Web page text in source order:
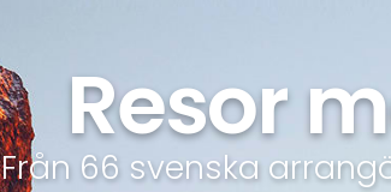
Resor
Från 66 svenska